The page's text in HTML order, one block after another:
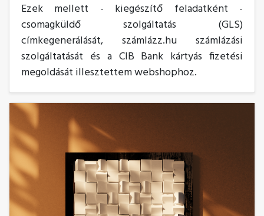
Ezek mellett - kiegészítő feladatként -
csomagküldő szolgáltatás (GLS)
címkegenerálását, számlázz.hu számlázási
szolgáltatását és a CIB Bank kártyás fizetési
megoldását illesztettem webshophoz.